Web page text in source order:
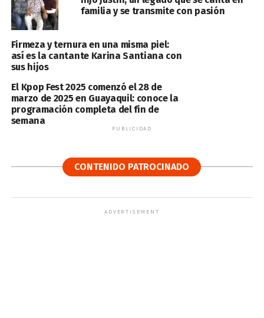
familia y se transmite con pasión
Firmeza y ternura en una misma piel:
así es la cantante Karina Santiana con
sus hijos
El Kpop Fest 2025 comenzó el 28 de
marzo de 2025 en Guayaquil: conoce la
programación completa del fin de
semana
PUBLICIDAD
CONTENIDO PATROCINADO
ADVERTISEMENT